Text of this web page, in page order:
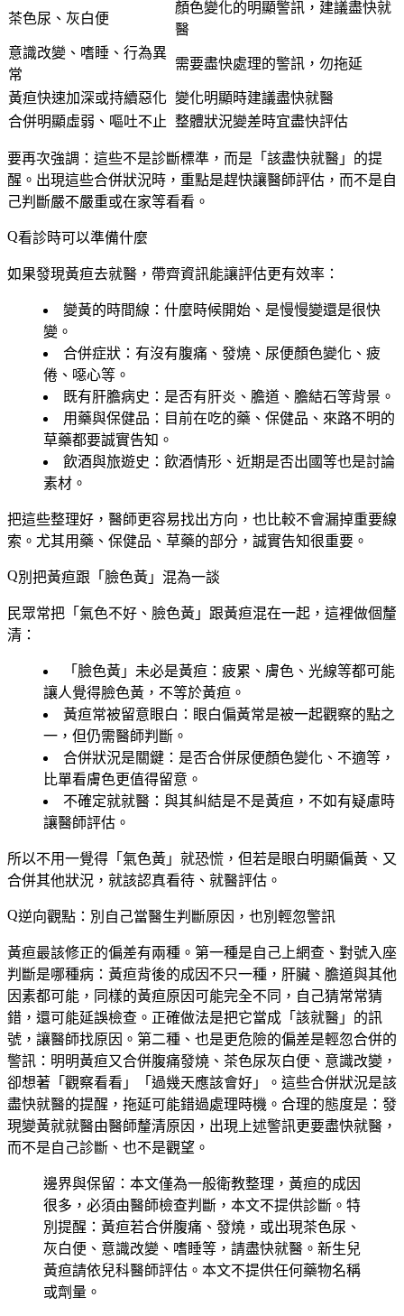
茶色尿、灰白便
顏色變化的明顯警訊，建議盡快就
醫
意識改變、嗜睡、行為異
常
需要盡快處理的警訊，勿拖延
黃疸快速加深或持續惡化 變化明顯時建議盡快就醫
合併明顯虛弱、嘔吐不止 整體狀況變差時宜盡快評估
要再次強調：這些不是診斷標準，而是「該盡快就醫」的提
醒。出現這些合併狀況時，重點是趕快讓醫師評估，而不是自
己判斷嚴不嚴重或在家等看看。
看診時可以準備什麼
如果發現黃疸去就醫，帶齊資訊能讓評估更有效率：
變黃的時間線 ：什麼時候開始、是慢慢變還是很快
變。
合併症狀 ：有沒有腹痛、發燒、尿便顏色變化、疲
倦、噁心等。
既有肝膽病史 ：是否有肝炎、膽道、膽結石等背景。
用藥與保健品 ：目前在吃的藥、保健品、來路不明的
草藥都要誠實告知。
飲酒與旅遊史 ：飲酒情形、近期是否出國等也是討論
素材。
把這些整理好，醫師更容易找出方向，也比較不會漏掉重要線
索。尤其用藥、保健品、草藥的部分，誠實告知很重要。
別把黃疸跟「臉色黃」混為一談
民眾常把「氣色不好、臉色黃」跟黃疸混在一起，這裡做個釐
清：
「臉色黃」未必是黃疸 ：疲累、膚色、光線等都可能
讓人覺得臉色黃，不等於黃疸。
黃疸常被留意眼白 ：眼白偏黃常是被一起觀察的點之
一，但仍需醫師判斷。
合併狀況是關鍵 ：是否合併尿便顏色變化、不適等，
比單看膚色更值得留意。
不確定就就醫 ：與其糾結是不是黃疸，不如有疑慮時
讓醫師評估。
所以不用一覺得「氣色黃」就恐慌，但若是眼白明顯偏黃、又
合併其他狀況，就該認真看待、就醫評估。
逆向觀點：別自己當醫生判斷原因，也別輕忽警訊
黃疸最該修正的偏差有兩種。第一種是自己上網查、對號入座
判斷是哪種病 ：黃疸背後的成因不只一種，肝臟、膽道與其他
因素都可能，同樣的黃疸原因可能完全不同，自己猜常常猜
錯，還可能延誤檢查。正確做法是把它當成「該就醫」的訊
號，讓醫師找原因。第二種、也是更危險的偏差是輕忽合併的
警訊 ：明明黃疸又合併腹痛發燒、茶色尿灰白便、意識改變，
卻想著「觀察看看」「過幾天應該會好」。這些合併狀況是該
盡快就醫的提醒，拖延可能錯過處理時機。合理的態度是：發
現變黃就就醫由醫師釐清原因，出現上述警訊更要盡快就醫，
而不是自己診斷、也不是觀望。
邊界與保留：本文僅為一般衛教整理，黃疸的成因
很多，必須由醫師檢查判斷，本文不提供診斷。特
別提醒：黃疸若合併腹痛、發燒，或出現茶色尿、
灰白便、意識改變、嗜睡等，請盡快就醫。新生兒
黃疸請依兒科醫師評估。本文不提供任何藥物名稱
或劑量。